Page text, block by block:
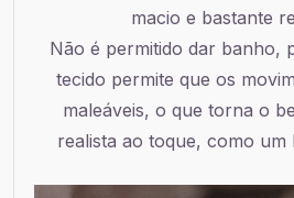
macio e bastante
Não é permitido dar banho,
tecido permite que os
maleáveis, o que torna o
realista ao toque, como um